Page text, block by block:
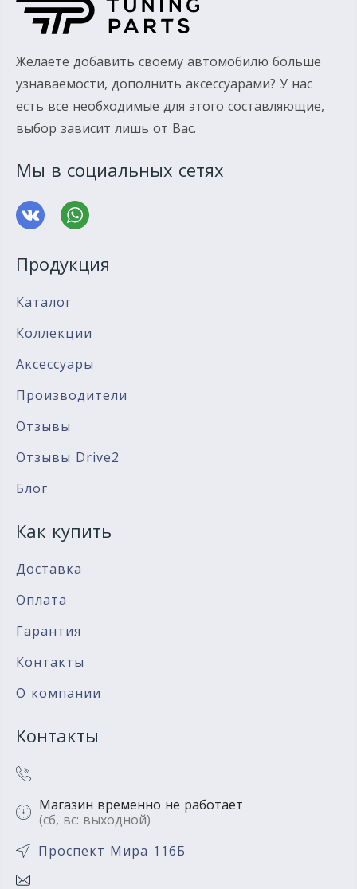
Желаете добавить своему автомобилю больше
узнаваемости, дополнить аксессуарами? У нас
есть все необходимые для этого составляющие,
выбор зависит лишь от Вас.
Мы в социальных сетях
Продукция
Каталог
Коллекции
Аксессуары
Производители
Отзывы
Отзывы Drive2
Блог
Как купить
Доставка
Оплата
Гарантия
Контакты
О компании
Контакты
Магазин временно не работает
(сб, вс: выходной)
Проспект Мира 116Б